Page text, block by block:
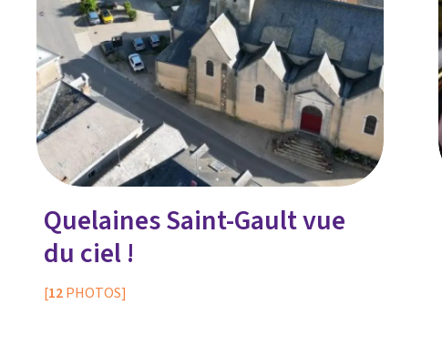
Quelaines Saint-Gault vue
du ciel !
[12PHOTOS]